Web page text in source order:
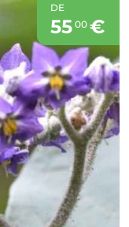
DE
55 00€